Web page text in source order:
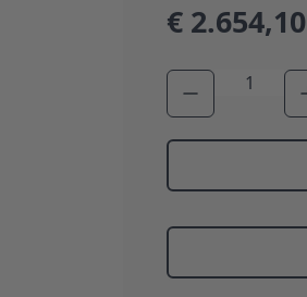
€ 2.654,10
Aantal